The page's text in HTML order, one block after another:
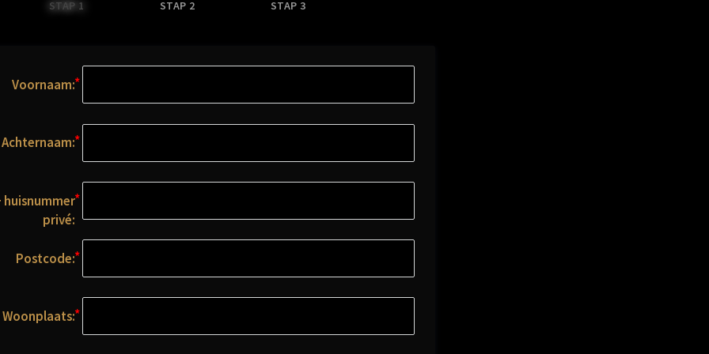
STAP 1 STAP 2 STAP 3
Voornaam:
Achternaam:
huisnummer
privé:
Postcode:
Woonplaats: